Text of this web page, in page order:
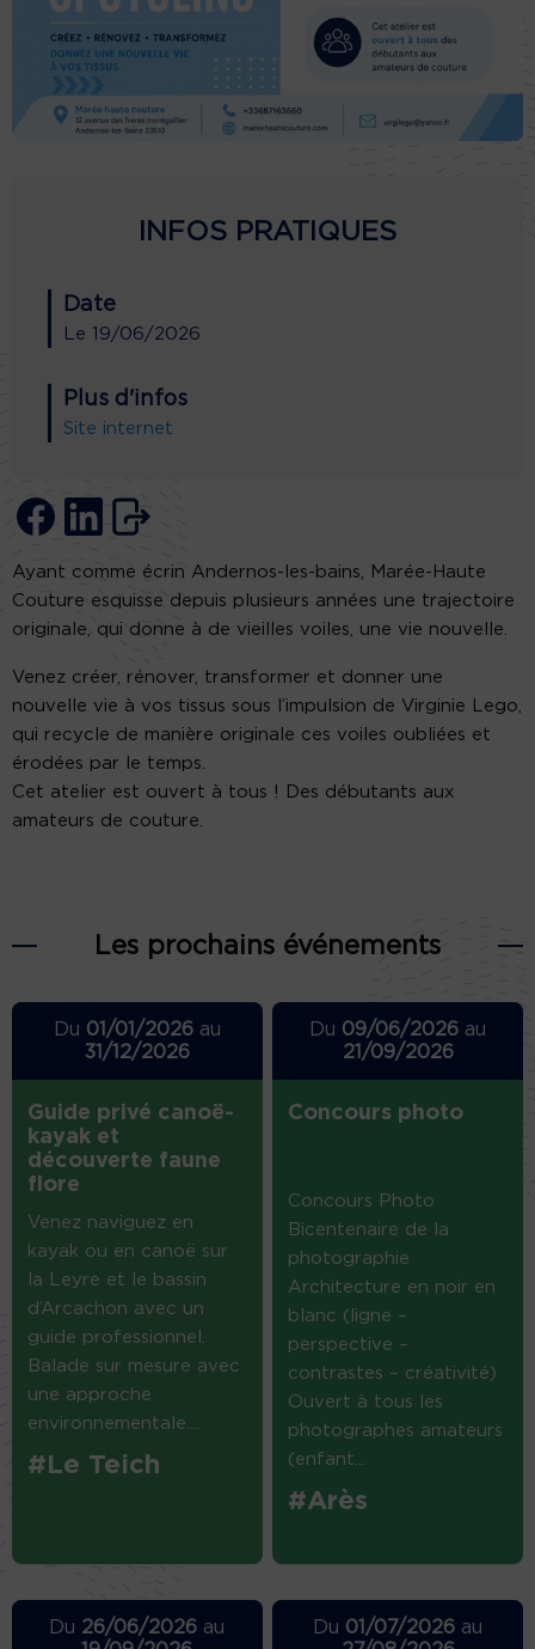
INFOS PRATIQUES
Date
Le 19/06/2026
Plus d'infos
Site internet
Ayant comme écrin Andernos-les-bains, Marée-Haute
Couture esquisse depuis plusieurs années une trajectoire
originale, qui donne à de vieilles voiles, une vie nouvelle.
Venez créer, rénover, transformer et donner une
nouvelle vie à vos tissus sous l’impulsion de Virginie Lego,
qui recycle de manière originale ces voiles oubliées et
érodées par le temps.
Cet atelier est ouvert à tous ! Des débutants aux
amateurs de couture.
Les prochains événements
Du 01/01/2026au
31/12/2026
Guide privé canoë-
kayak et
découverte faune
flore
Venez naviguez en
kayak ou en canoë sur
la Leyre et le bassin
d’Arcachon avec un
guide professionnel.
Balade sur mesure avec
une approche
environnementale....
#Le Teich
Du 09/06/2026 au
21/09/2026
Concours photo
Concours Photo
Bicentenaire de la
photographie
Architecture en noir en
blanc (ligne –
perspective –
contrastes – créativité)
Ouvert à tous les
photographes amateurs
(enfant...
#Arès
Du 26/06/2026 au
Du 01/07/2026 au